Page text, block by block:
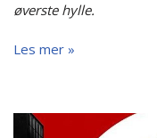
øverste hylle.
Les mer »